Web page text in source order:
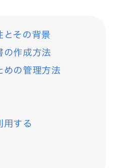
その背景
作成方法
の管理方法
する